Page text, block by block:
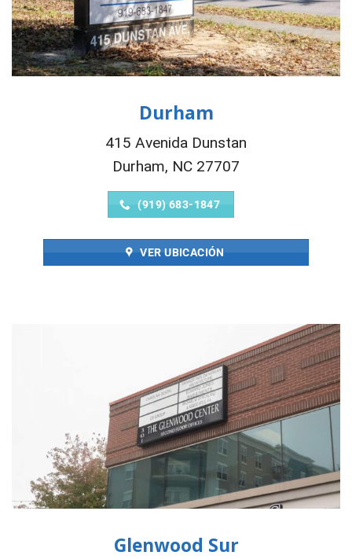
Durham
415 Avenida Dunstan
Durham, NC 27707
(919) 683-1847
VER UBICACIÓN
Glenwood Sur